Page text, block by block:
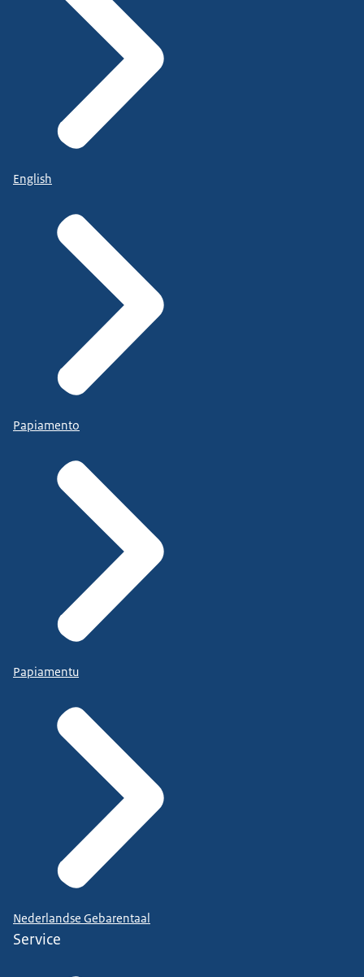
English
Papiamento
Papiamentu
Nederlandse Gebarentaal
Service